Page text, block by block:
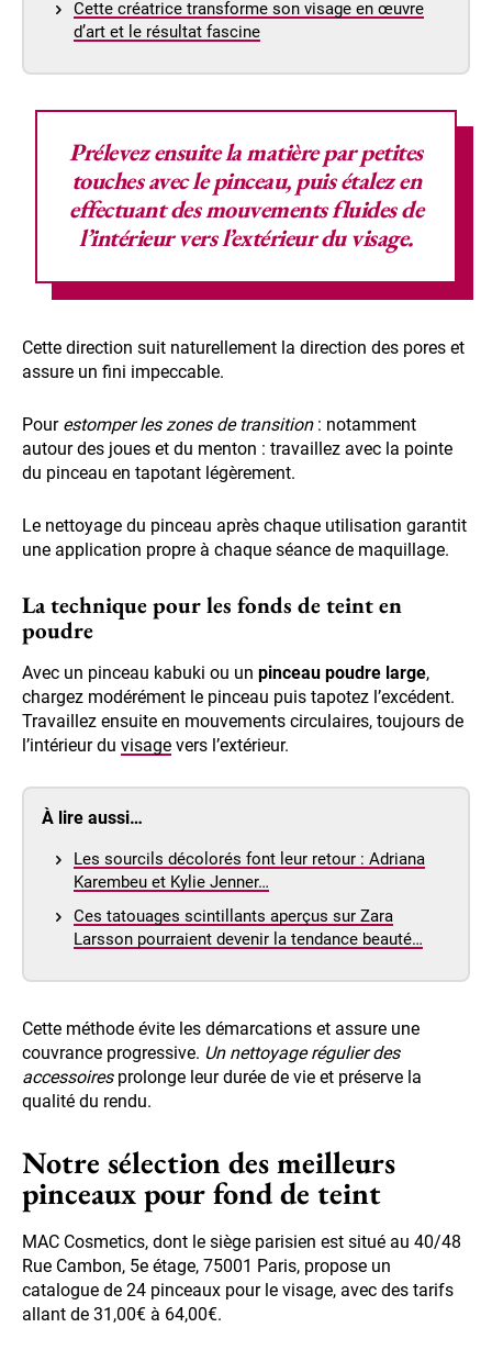
Cette créatrice transforme son visage en œuvre
d’art et le résultat fascine
Prélevez ensuite la matière par petites
touches avec le pinceau, puis étalez en
effectuant desmouvements fluides de
l’intérieur vers l’extérieurdu visage.
Cette direction suit naturellement la direction des pores et
assure un fini impeccable.
Pour estomper les zones de transition: notamment
autour des joues et du menton : travaillez avec la pointe
du pinceau en tapotant légèrement.
Le nettoyage du pinceau après chaque utilisation garantit
une application propre à chaque séance de maquillage.
La technique pour les fonds de teint en
poudre
Avec un pinceau kabuki ou un pinceau poudre large,
chargez modérément le pinceau puis tapotez l’excédent.
Travaillez ensuite en mouvements circulaires, toujours de
l’intérieur du visage vers l’extérieur.
À lire aussi…
Les sourcils décolorés font leur retour : Adriana
Karembeu et Kylie Jenner…
Ces tatouages scintillants aperçus sur Zara
Larsson pourraient devenir la tendance beauté…
Cette méthode évite les démarcations et assure une
couvrance progressive. Un nettoyage régulier des
accessoiresprolonge leur durée de vie et préserve la
qualité du rendu.
Notre sélection des meilleurs
pinceaux pour fond de teint
MAC Cosmetics, dont le siège parisien est situé au 40/48
Rue Cambon, 5e étage, 75001 Paris, propose un
catalogue de 24 pinceaux pour le visage, avec des tarifs
allant de 31,00€ à 64,00€.